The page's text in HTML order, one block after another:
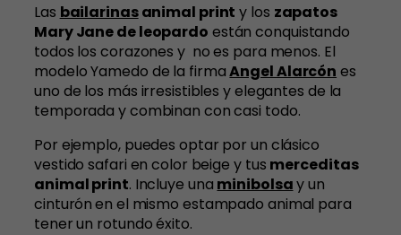
Las bailarinasanimal print y los zapatos
Mary Jane de leopardo están conquistando
todos los corazones y no es para menos. El
modelo Yamedo de la firmaAngel Alarcón es
uno de los más irresistibles y elegantes de la
temporada y combinan con casi todo.
Por ejemplo, puedes optar por un clásico
vestido safari en color beige y tus merceditas
animal print. Incluye una minibolsay un
cinturónen el mismo estampado animal para
tener un rotundo éxito.